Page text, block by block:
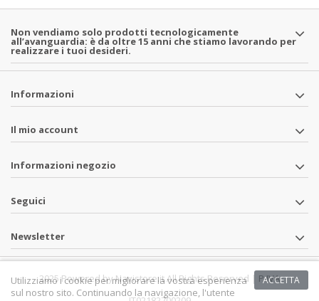
Non vendiamo solo prodotti tecnologicamente
all’avanguardia: è da oltre 15 anni che stiamo lavorando per
realizzare i tuoi desideri.
Informazioni
Il mio account
Informazioni negozio
Seguici
Newsletter
2025 Powered by Navistore.it All Rights Reserved | P.IVAACCETTA
Utilizziamo i cookie per migliorare la vostra esperienza
sul nostro sito. Continuando la navigazione, l'utente